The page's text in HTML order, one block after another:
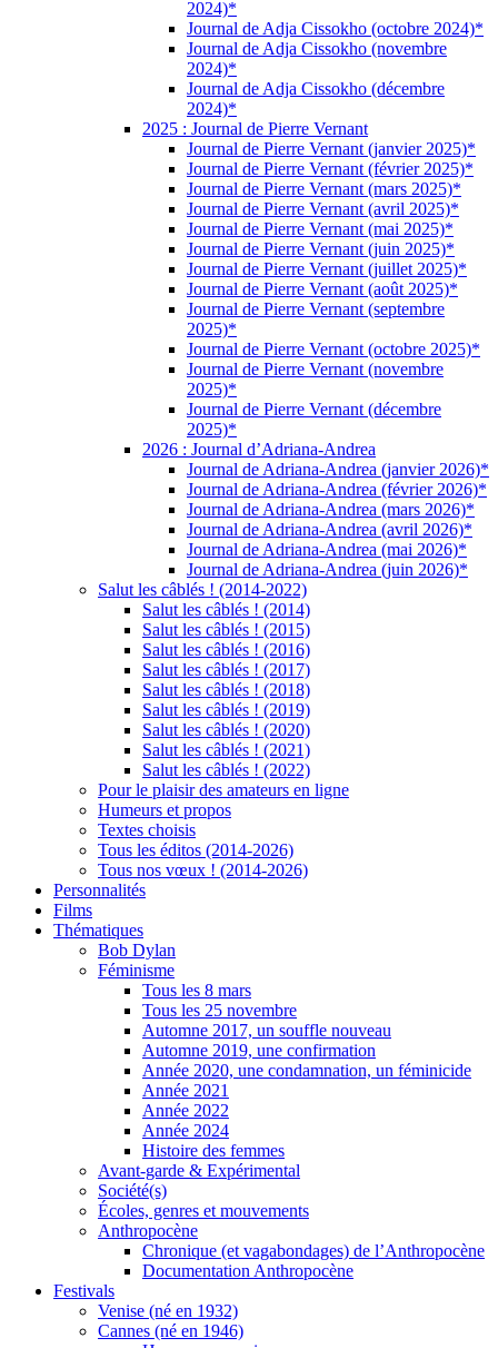
2024)*
Journal de Adja Cissokho (octobre 2024)*
Journal de Adja Cissokho (novembre
2024)*
Journal de Adja Cissokho (décembre
2024)*
2025 : Journal de Pierre Vernant
Journal de Pierre Vernant (janvier 2025)*
Journal de Pierre Vernant (février 2025)*
Journal de Pierre Vernant (mars 2025)*
Journal de Pierre Vernant (avril 2025)*
Journal de Pierre Vernant (mai 2025)*
Journal de Pierre Vernant (juin 2025)*
Journal de Pierre Vernant (juillet 2025)*
Journal de Pierre Vernant (août 2025)*
Journal de Pierre Vernant (septembre
2025)*
Journal de Pierre Vernant (octobre 2025)*
Journal de Pierre Vernant (novembre
2025)*
Journal de Pierre Vernant (décembre
2025)*
2026 : Journal d’Adriana-Andrea
Journal de Adriana-Andrea (janvier 2026)*
Journal de Adriana-Andrea (février 2026)*
Journal de Adriana-Andrea (mars 2026)*
Journal de Adriana-Andrea (avril 2026)*
Journal de Adriana-Andrea (mai 2026)*
Journal de Adriana-Andrea (juin 2026)*
Salut les câblés ! (2014-2022)
Salut les câblés ! (2014)
Salut les câblés ! (2015)
Salut les câblés ! (2016)
Salut les câblés ! (2017)
Salut les câblés ! (2018)
Salut les câblés ! (2019)
Salut les câblés ! (2020)
Salut les câblés ! (2021)
Salut les câblés ! (2022)
Pour le plaisir des amateurs en ligne
Humeurs et propos
Textes choisis
Tous les éditos (2014-2026)
Tous nos vœux ! (2014-2026)
Personnalités
Films
Thématiques
Bob Dylan
Féminisme
Tous les 8 mars
Tous les 25 novembre
Automne 2017, un souffle nouveau
Automne 2019, une confirmation
Année 2020, une condamnation, un féminicide
Année 2021
Année 2022
Année 2024
Histoire des femmes
Avant-garde & Expérimental
Société(s)
Écoles, genres et mouvements
Anthropocène
Chronique (et vagabondages) de l’Anthropocène
Documentation Anthropocène
Festivals
Venise (né en 1932)
Cannes (né en 1946)